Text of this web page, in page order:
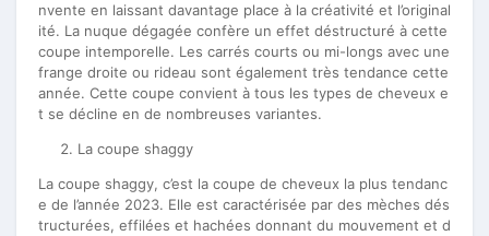
nvente en laissant davantage place à la créativité et l’original
ité. La nuque dégagée confère un effet déstructuré à cette
coupe intemporelle. Les carrés courts ou mi-longs avec une
frange droite ou rideau sont également très tendance cette
année. Cette coupe convient à tous les types de cheveux e
t se décline en de nombreuses variantes.
La coupe shaggy
La coupe shaggy, c’est la coupe de cheveux la plus tendanc
e de l’année 2023. Elle est caractérisée par des mèches dés
tructurées, effilées et hachées donnant du mouvement et d